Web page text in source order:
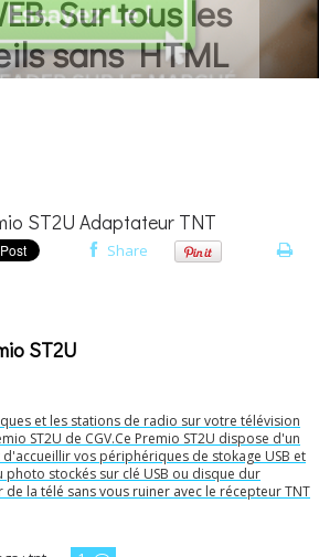
Sur tous les
sans HTML
ST2U Adaptateur TNT
Share
ST2U
et les stations de radio sur votre télévision
ST2U de CGV.Ce Premio ST2U dispose d'un
vos périphériques de stokage USB et
stockés sur clé USB ou disque dur
la télé sans vous ruiner avec le récepteur TNT